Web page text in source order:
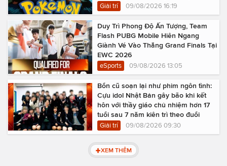
Giải trí 09/08/2026 16:19
Duy Trì Phong Độ Ấn Tượng, Team
Flash PUBG Mobile Hiên Ngang
Giành Vé Vào Thẳng Grand Finals Tại
EWC 2026
eSports 09/08/2026 13:05
Bổn cũ soạn lại như phim ngôn tình:
Cựu idol Nhật Bản gây bão khi kết
hôn với thầy giáo chủ nhiệm hơn 17
tuổi sau 7 năm kiên trì theo đuổi
Giải trí 09/08/2026 09:30
XEM THÊM